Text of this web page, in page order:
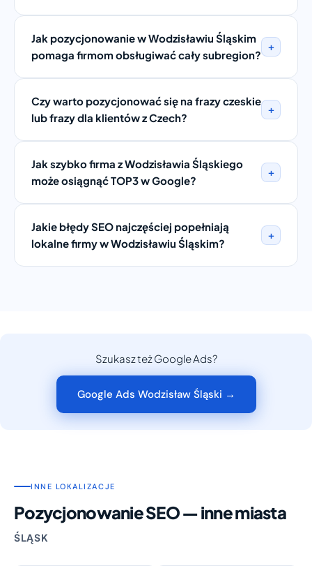
Jak pozycjonowanie w Wodzisławiu Śląskim
pomaga firmom obsługiwać cały subregion?
+
Czy warto pozycjonować się na frazy czeskie
lub frazy dla klientów z Czech?
+
Jak szybko firma z Wodzisławia Śląskiego
może osiągnąć TOP3 w Google?
+
Jakie błędy SEO najczęściej popełniają
lokalne firmy w Wodzisławiu Śląskim?
+
Szukasz też Google Ads?
Google Ads Wodzisław Śląski →
INNE LOKALIZACJE
Pozycjonowanie SEO — inne miasta
ŚLĄSK